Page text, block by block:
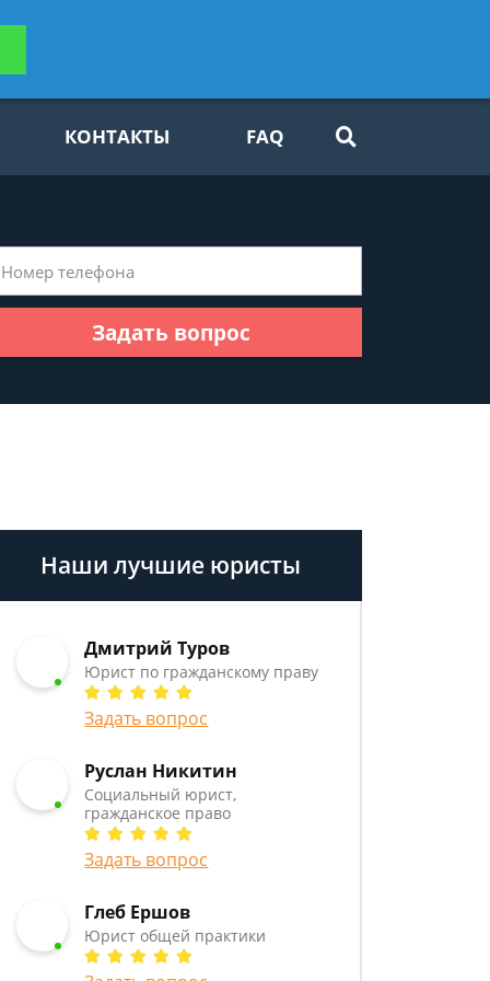
КОНТАКТЫ FAQ
Задать вопрос
Наши лучшие юристы
Дмитрий Туров
Юрист по гражданскому праву
Задать вопрос
Руслан Никитин
Социальный юрист,
гражданское право
Задать вопрос
Глеб Ершов
Юрист общей практики